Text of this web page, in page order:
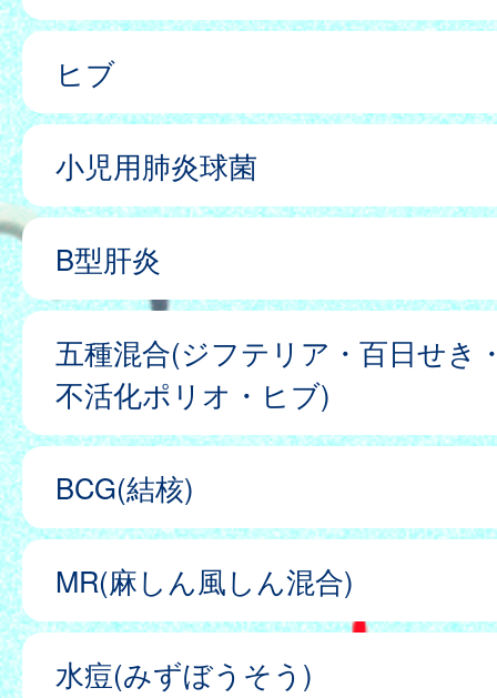
ヒブ
小児用肺炎球菌
B型肝炎
五種混合(ジフテリア・百日せき
不活化ポリオ・ヒブ)
BCG(結核)
MR(麻しん風しん混合)
水痘(みずぼうそう)